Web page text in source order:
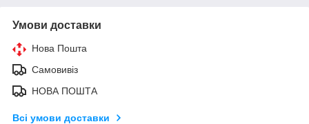
Умови доставки
Нова Пошта
Самовивіз
НОВА ПОШТА
Всі умови доставки